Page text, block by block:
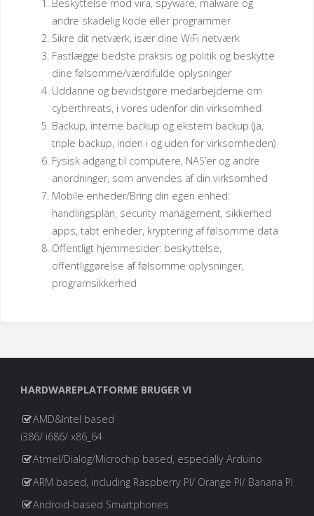
Beskyttelse mod vira, spyware, malware og
andre skadelig kode eller programmer
Sikre dit netværk, især dine WiFi netværk
Fastlægge bedste praksis og politik og beskytte
dine følsomme/værdifulde oplysninger
Uddanne og bevidstgøre medarbejderne om
cyberthreats, i vores udenfor din virksomhed
Backup, interne backup og ekstern backup (ja,
triple backup, inden i og uden for virksomheden)
Fysisk adgang til computere, NAS’er og andre
anordninger, som anvendes af din virksomhed
Mobile enheder/Bring din egen enhed:
handlingsplan, security management, sikkerhed
apps, tabt enheder, kryptering af følsomme data
Offentligt hjemmesider: beskyttelse,
offentliggørelse af følsomme oplysninger,
programsikkerhed
HARDWAREPLATFORME BRUGER VI
AMD&Intel based
i386/ i686/ x86_64
Atmel/Dialog/Microchip based, especially Arduino
ARM based, including Raspberry PI/ Orange PI/ Banana PI
Android-based Smartphones